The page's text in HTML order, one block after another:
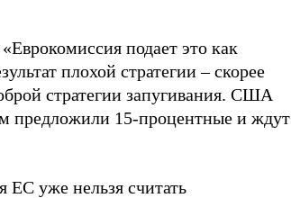
подает это как
плохой стратегии – скорее
стратегии запугивания. США
предложили 15-процентные и ждут
ЕС уже нельзя считать